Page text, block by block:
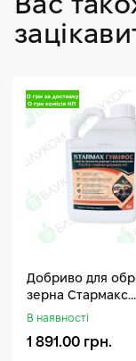
Вас
Добриво для
зерна Стармакс
Гуміфос
В наявності
1 891.00 грн.